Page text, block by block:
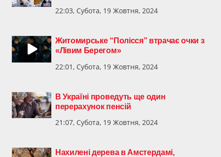
22:03, Субота, 19 Жовтня, 2024
Житомирське “Полісся” втрачає очки з
«Лівим Берегом»
22:01, Субота, 19 Жовтня, 2024
В Україні проведуть ще один
перерахунок пенсій
21:07, Субота, 19 Жовтня, 2024
Нахилені дерева в Амстердамі,